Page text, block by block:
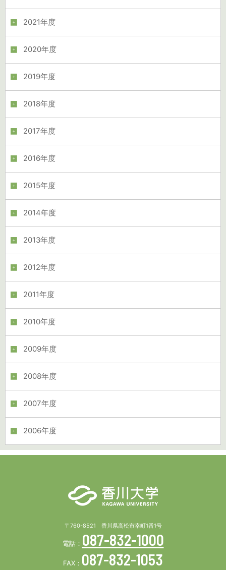
2021年度
2020年度
2019年度
2018年度
2017年度
2016年度
2015年度
2014年度
2013年度
2012年度
2011年度
2010年度
2009年度
2008年度
2007年度
2006年度
〒760-8521 香川県高松市幸町1番1号
電話： 087-832-1000
FAX： 087-832-1053